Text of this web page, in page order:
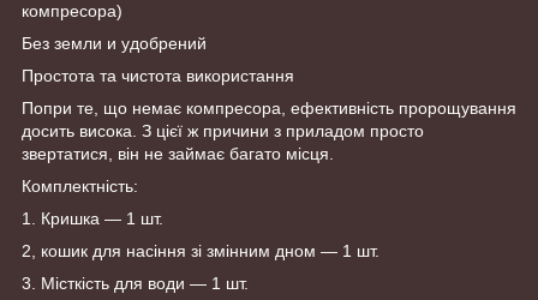
компресора)
Без земли и удобрений
Простота та чистота використання
Попри те, що немає компресора, ефективність пророщування
досить висока. З цієї ж причини з приладом просто
звертатися, він не займає багато місця.
Комплектність:
1. Кришка — 1 шт.
2, кошик для насіння зі змінним дном — 1 шт.
3. Місткість для води — 1 шт.